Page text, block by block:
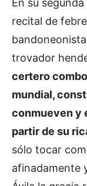
recital de
trovador
certero
mundial,
conmueven y
partir de su
sólo tocar
afinadamente